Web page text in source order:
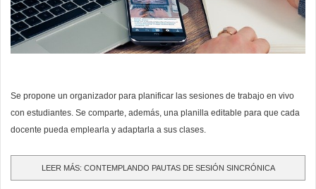
Se propone un organizador para planificar las sesiones de trabajo en vivo
con estudiantes. Se comparte, además, una planilla editable para que cada
docente pueda emplearla y adaptarla a sus clases.
LEER MÁS: CONTEMPLANDO PAUTAS DE SESIÓN SINCRÓNICA